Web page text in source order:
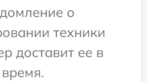
о
техники
доставит ее в